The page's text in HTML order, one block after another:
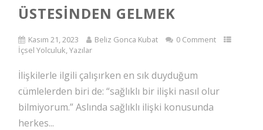
ÜSTESINDEN GELMEK
Kasım 21, 2023 Beliz Gonca Kubat
0 Comment
İçsel Yolculuk,Yazılar
İlişkilerle ilgili çalışırken en sık duyduğum
cümlelerden biri de: “sağlıklı bir ilişki nasıl olur
bilmiyorum.” Aslında sağlıklı ilişki konusunda
herkes...